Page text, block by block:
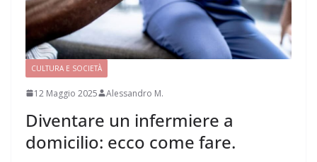
CULTURA E SOCIETÀ
12 Maggio 2025 Alessandro M.
Diventare un infermiere a
domicilio: ecco come fare.